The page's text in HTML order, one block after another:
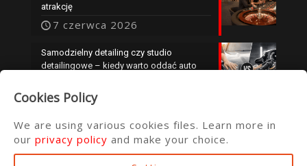
atrakcję
7 czerwca 2026
Samodzielny detailing czy studio
detailingowe – kiedy warto oddać auto
25 maja 2026
Cookies Policy
We are using various cookies files. Learn more in
our privacy policy and make your choice.